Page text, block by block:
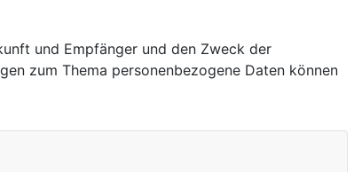
und Empfänger und den Zweck der
zum Thema personenbezogene Daten können